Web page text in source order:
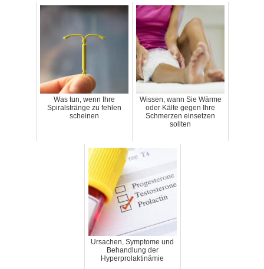
Was tun, wenn Ihre
Spiralstränge zu fehlen
scheinen
Wissen, wann Sie Wärme
oder Kälte gegen Ihre
Schmerzen einsetzen
sollten
Ursachen, Symptome und
Behandlung der
Hyperprolaktinämie